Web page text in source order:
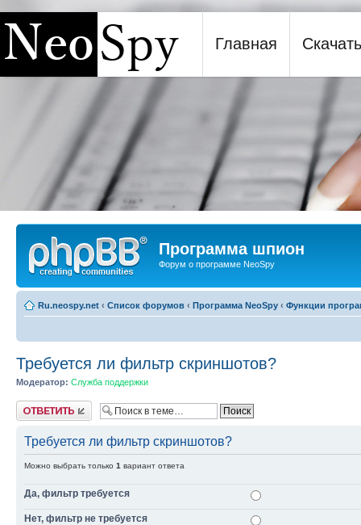
Программа шпион NeoSpy
Главная Скачать
Программа шпион
Форум о программе NeoSpy
Ru.neospy.net ‹ Список форумов ‹ Программа NeoSpy ‹ Функции
Требуется ли фильтр скриншотов?
Модератор: Служба поддержки
Ответить
Требуется ли фильтр скриншотов?
Можно выбрать только 1 вариант ответа
Да, фильтр требуется
Нет, фильтр не требуется